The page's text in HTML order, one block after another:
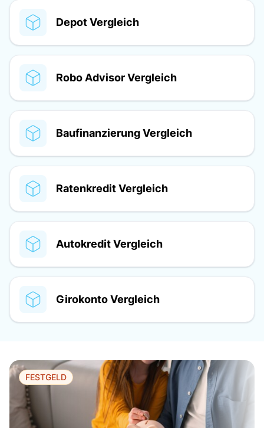
Depot Vergleich
Robo Advisor Vergleich
Baufinanzierung Vergleich
Ratenkredit Vergleich
Autokredit Vergleich
Girokonto Vergleich
FESTGELD